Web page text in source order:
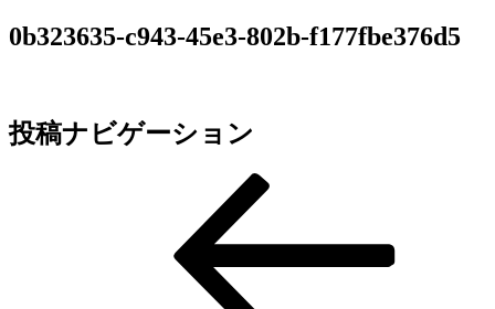
0b323635-c943-45e3-802b-f177fbe376d5
投稿ナビゲーション